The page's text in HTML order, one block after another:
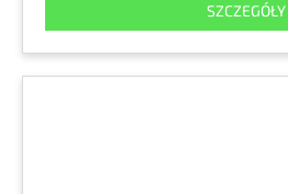
SZCZEGÓŁY